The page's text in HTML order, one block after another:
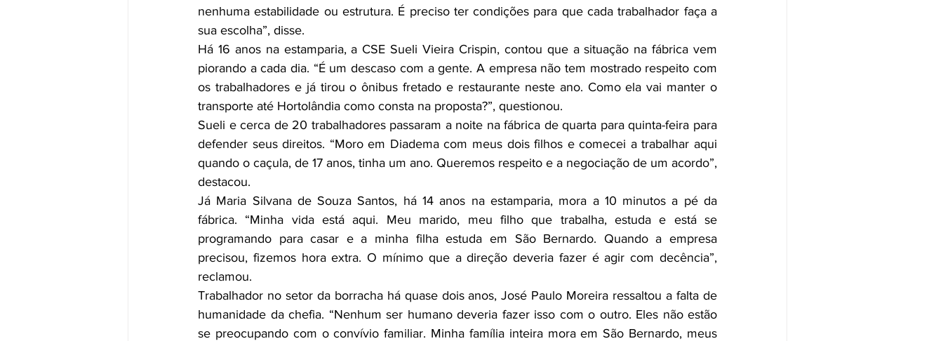
nenhuma estabilidade ou estru­tura. É preciso ter condições para que cada trabalhador faça a
sua escolha”, disse.
Há 16 anos na estamparia, a CSE Sueli Vieira Crispin, contou que a situação na fábrica vem
piorando a cada dia. “É um descaso com a gen­te. A empresa não tem mostrado respeito com
os trabalhadores e já tirou o ônibus fretado e restaurante neste ano. Como ela vai manter o
transporte até Hortolândia como consta na proposta?”, questionou.
Sueli e cerca de 20 trabalha­dores passaram a noite na fábrica de quarta para quinta-feira para
defender seus direitos. “Moro em Diadema com meus dois filhos e comecei a trabalhar aqui
quando o caçula, de 17 anos, tinha um ano. Queremos respeito e a negociação de um acordo”,
destacou.
Já Maria Silvana de Souza Santos, há 14 anos na estamparia, mora a 10 minutos a pé da
fábrica. “Mi­nha vida está aqui. Meu marido, meu filho que trabalha, estuda e está se
programando para casar e a minha filha estuda em São Ber­nardo. Quando a empresa
precisou, fizemos hora extra. O mínimo que a direção deveria fazer é agir com decência”,
reclamou.
Trabalhador no setor da bor­racha há quase dois anos, José Paulo Moreira ressaltou a falta de
humanidade da chefia. “Nenhum ser humano deveria fazer isso com o outro. Eles não estão
se preocu­pando com o convívio familiar. Minha família inteira mora em São Bernardo, meus